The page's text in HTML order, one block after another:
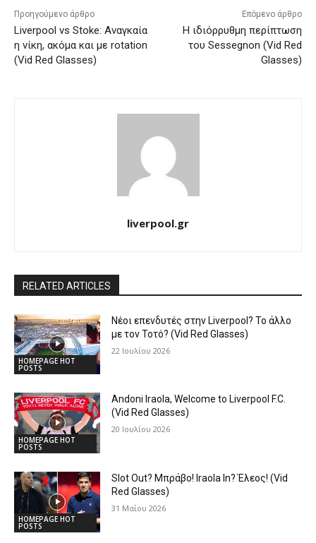
Προηγούμενο άρθρο
Liverpool vs Stoke: Αναγκαία
η νίκη, ακόμα και με rotation
(Vid Red Glasses)
Επόμενο άρθρο
Η ιδιόρρυθμη περίπτωση
του Sessegnon (Vid Red
Glasses)
liverpool.gr
RELATED ARTICLES
HOMEPAGE HOT
POSTS
Νέοι επενδυτές στην Liverpool? Το άλλο
με τον Τοτό? (Vid Red Glasses)
22 Ιουλίου 2026
HOMEPAGE HOT
POSTS
Andoni Iraola, Welcome to Liverpool F.C.
(Vid Red Glasses)
20 Ιουλίου 2026
HOMEPAGE HOT
POSTS
Slot Out? Μπράβο! Iraola In? Έλεος! (Vid
Red Glasses)
31 Μαΐου 2026